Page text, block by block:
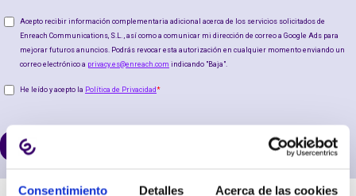
Consentimiento Detalles Acerca de las cookies